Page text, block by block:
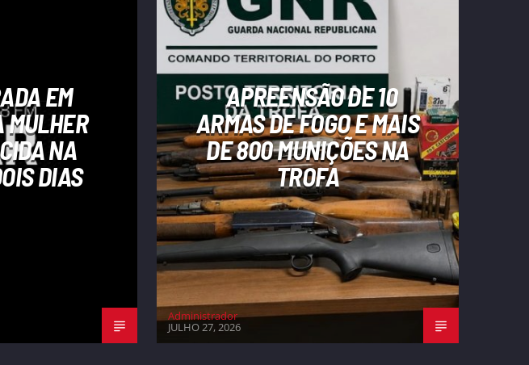
EM
MULHER
NA
DIAS
APREENSÃO DE 10
ARMAS DE FOGO E MAIS
DE 800 MUNIÇÕES NA
TROFA
Administrador
JULHO 27, 2026